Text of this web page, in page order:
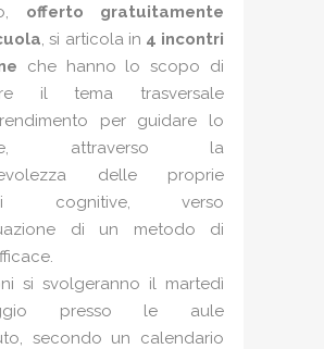
offerto gratuitamente
, si articola in 4 incontri
che hanno lo scopo di
il tema trasversale
per guidare lo
attraverso la
delle proprie
cognitive, verso
di un metodo di
si svolgeranno il martedì
presso le aule
secondo un calendario